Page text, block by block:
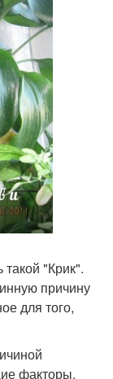
такой "Крик".
причину
для того,
факторы.